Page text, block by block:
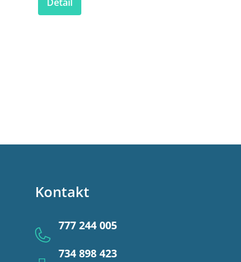
Kontakt
777 244 005
734 898 423